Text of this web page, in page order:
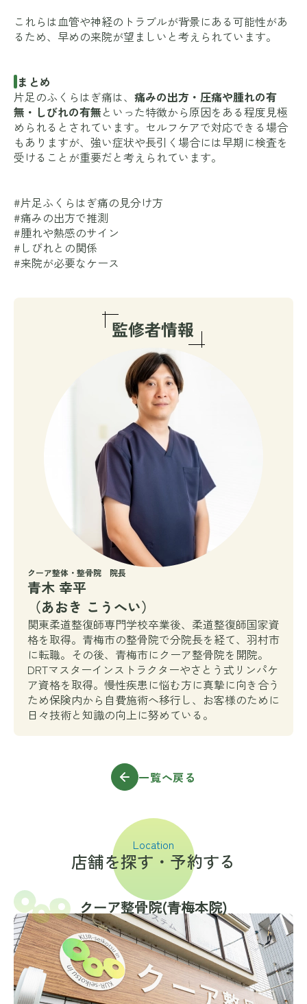
これらは血管や神経のトラブルが背景にある可能性があ
るため、早めの来院が望ましいと考えられています。
まとめ
片足のふくらはぎ痛は、 痛みの出方・圧痛や腫れの有
無・しびれの有無といった特徴から原因をある程度見極
められるとされています。セルフケアで対応できる場合
もありますが、強い症状や長引く場合には早期に検査を
受けることが重要だと考えられています。
#片足ふくらはぎ痛の見分け方
#痛みの出方で推測
#腫れや熱感のサイン
#しびれとの関係
#来院が必要なケース
クーア整体・整骨院 院長
青木 幸平
（あおき こうへい）
関東柔道整復師専門学校卒業後、柔道整復師国家資
格を取得。青梅市の整骨院で分院長を経て、羽村市
に転職。その後、青梅市にクーア整骨院を開院。
DRTマスターインストラクターやさとう式リンパケ
ア資格を取得。慢性疾患に悩む方に真摯に向き合う
ため保険内から自費施術へ移行し、お客様のために
日々技術と知識の向上に努めている。
一覧へ戻る
Location
店舗を探す・予約する
クーア整骨院(⻘梅本院)